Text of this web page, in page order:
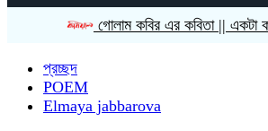
গোলাম কবির এর কবিতা || একটা কাঙ্ক্ষিত
প্রচ্ছদ
POEM
Elmaya jabbarova